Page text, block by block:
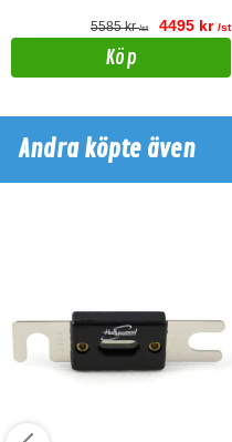
5585 kr/st 4495 kr /st
Köp
Andra köpte även